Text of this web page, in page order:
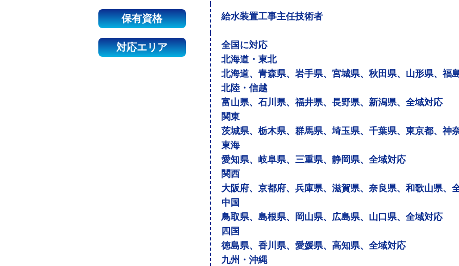
保有資格 給水装置工事主任技術者
対応エリア
全国に対応
北海道・東北
北海道、青森県、岩手県、宮城県、秋田県、山形県、福
北陸・信越
富山県、石川県、福井県、長野県、新潟県、全域対応
関東
茨城県、栃木県、群馬県、埼玉県、千葉県、東京都、神
東海
愛知県、岐阜県、三重県、静岡県、全域対応
関西
大阪府、京都府、兵庫県、滋賀県、奈良県、和歌山県、
中国
鳥取県、島根県、岡山県、広島県、山口県、全域対応
四国
徳島県、香川県、愛媛県、高知県、全域対応
九州・沖縄